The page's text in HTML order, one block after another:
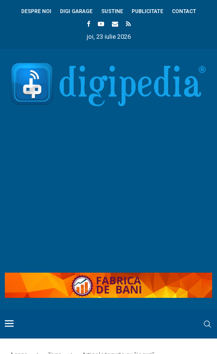
DESPRE NOI DIGI GARAGE SUSTINE PUBLICITATE CONTACT
joi, 23 iulie 2026